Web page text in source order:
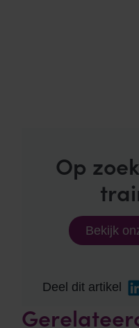
Op
Bekijk
Deel dit artikel